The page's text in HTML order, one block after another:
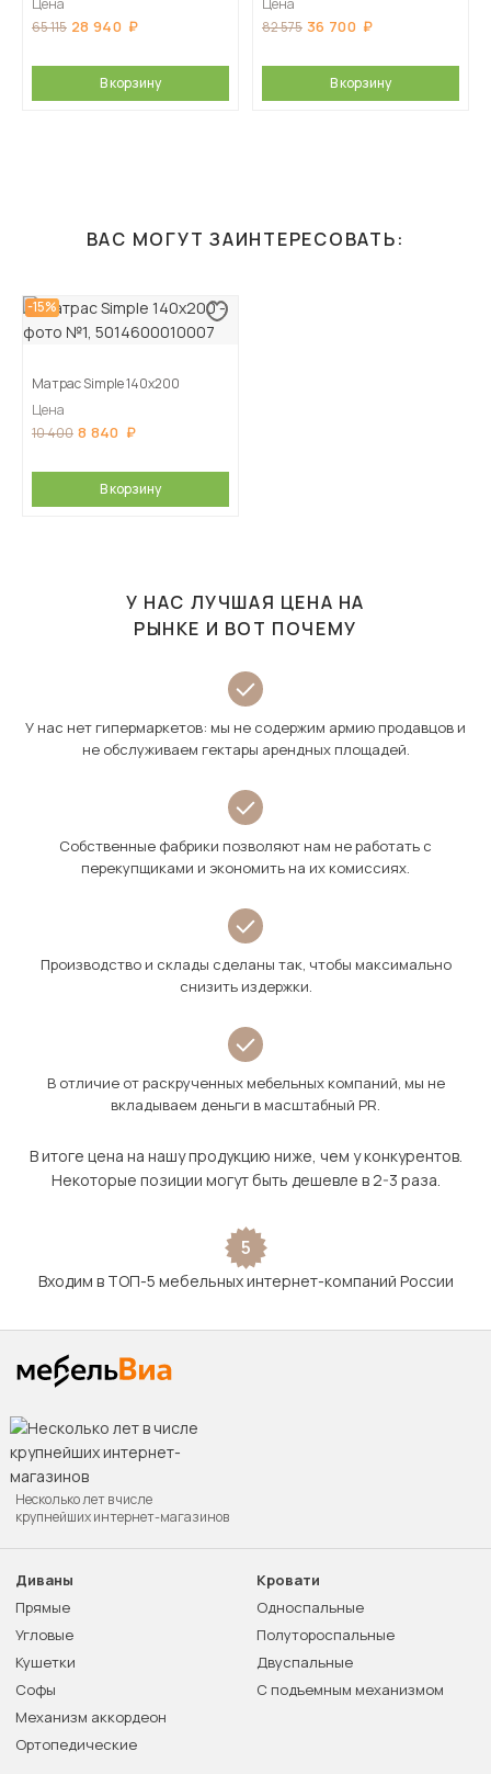
Цена
65 115 28 940
В корзину
Цена
82 575 36 700
В корзину
ВАС МОГУТ ЗАИНТЕРЕСОВАТЬ:
-15%
Матрас Simple 140х200
Цена
10 400 8 840
В корзину
У НАС ЛУЧШАЯ ЦЕНА НА
РЫНКЕ И ВОТ ПОЧЕМУ
У нас нет гипермаркетов: мы не содержим армию продавцов и
не обслуживаем гектары арендных площадей.
Собственные фабрики позволяют нам не работать с
перекупщиками и экономить на их комиссиях.
Производство и склады сделаны так, чтобы максимально
снизить издержки.
В отличие от раскрученных мебельных компаний, мы не
вкладываем деньги в масштабный PR.
В итоге цена на нашу продукцию ниже, чем у конкурентов.
Некоторые позиции могут быть дешевле в 2-3 раза.
5
Входим в ТОП-5 мебельных интернет-компаний России
Несколько лет в числе
крупнейших интернет-магазинов
Диваны
Прямые
Угловые
Кушетки
Софы
Механизм аккордеон
Ортопедические
Кровати
Односпальные
Полутороспальные
Двуспальные
С подъемным механизмом